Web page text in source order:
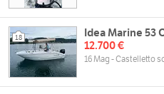
18
Idea Marine 53
12.700 €
16 Mag - Castelletto